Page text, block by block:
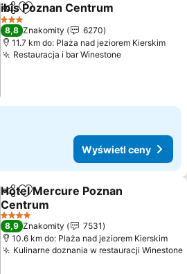
Udostępnij
Dodaj do ulubionych
ibis Poznan Centrum
3 Kategoria
8,8 Znakomity
6270
11.7 km do: Plaża nad jeziorem Kierskim
Restauracja i bar Winestone
Wyświetl ceny
Udostępnij
Dodaj do ulubionych
Hotel Mercure Poznan
Centrum
4 Kategoria
8,9 Znakomity
7531
10.6 km do: Plaża nad jeziorem Kierskim
Kulinarne doznania w restauracji Winestone